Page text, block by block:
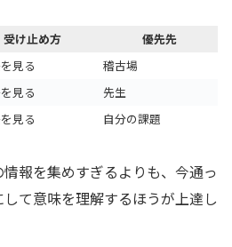
受け止め方
優先先
見る
稽古場
見る
先生
見る 自分の課題
報を集めすぎるよりも、今通っ
て意味を理解するほうが上達し